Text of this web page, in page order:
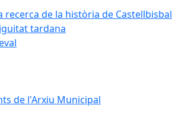
de la història de Castellbisbal
tardana
de l'Arxiu Municipal